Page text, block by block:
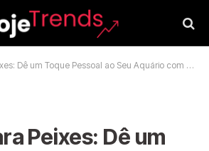
um Toque Pessoal ao Seu Aquário com Ideias Criativas
Peixes: Dê um